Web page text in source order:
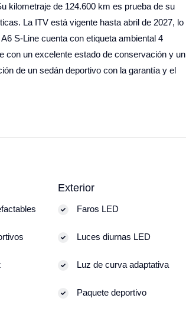
kilometraje de 124.600 km es prueba de su
La ITV está vigente hasta abril de 2027, lo
S-Line cuenta con etiqueta ambiental 4
con un excelente estado de conservación y un
de un sedán deportivo con la garantía y el
Exterior
Faros LED
Luces diurnas LED
Luz de curva adaptativa
Paquete deportivo